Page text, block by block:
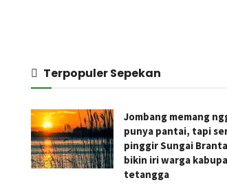
Terpopuler Sepekan
Jombang memang
punya pantai, tapi
pinggir Sungai
bikin iri warga
tetangga